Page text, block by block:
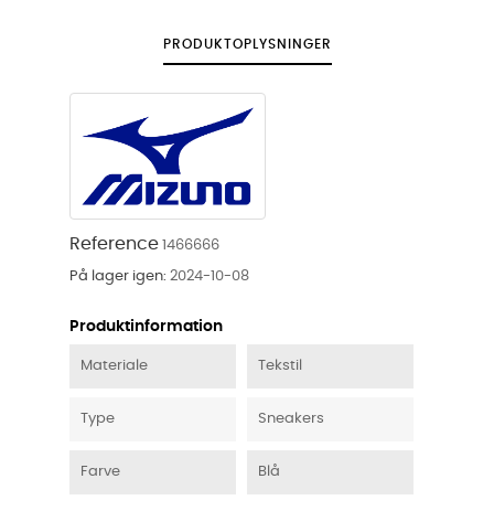
PRODUKTOPLYSNINGER
Reference 1466666
På lager igen: 2024-10-08
Produktinformation
Materiale Tekstil
Type Sneakers
Farve Blå